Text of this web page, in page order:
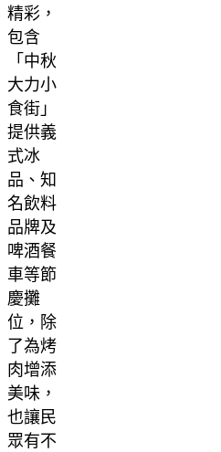
精彩，
包含
「中秋
大力小
食街」
提供義
式冰
品、知
名飲料
品牌及
啤酒餐
車等節
慶攤
位，除
了為烤
肉增添
美味，
也讓民
眾有不